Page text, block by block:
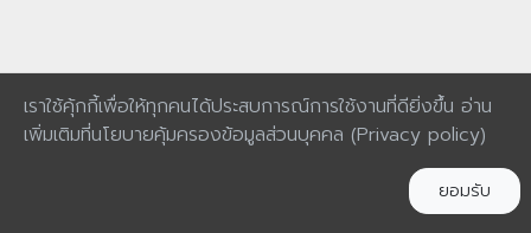
เราใช้คุ้กกี้เพื่อให้ทุกคนได้ประสบการณ์การใช้งานที่ดียิ่งขึ้น อ่าน
เพิ่มเติมที่นโยบายคุ้มครองข้อมูลส่วนบุคคล (Privacy policy)
ยอมรับ